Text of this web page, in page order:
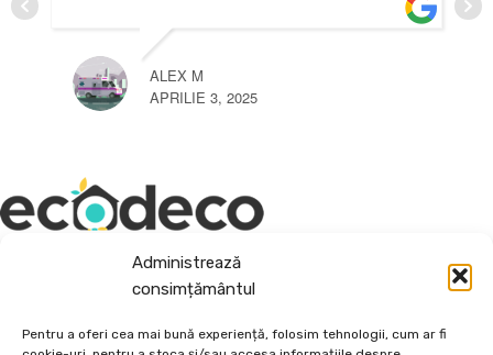
Administrează
consimțământul
Pentru a oferi cea mai bună experiență, folosim tehnologii, cum ar fi
ALEX M
APRILIE 3, 2025
Depozit En-Gross și En-Detail
Piatră Decorativă și Plante Ornamentale